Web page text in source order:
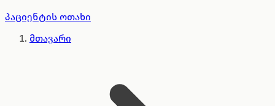
პაციენტის ოთახი
მთავარი